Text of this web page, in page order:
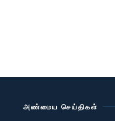
அண்மைய செய்திகள்